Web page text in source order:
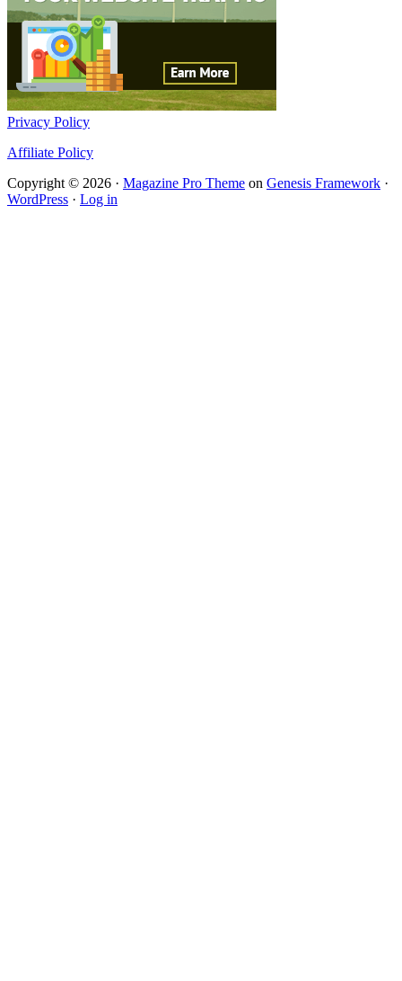
Privacy Policy
Affiliate Policy
Copyright © 2026 · Magazine Pro Theme on Genesis Framework ·
WordPress · Log in